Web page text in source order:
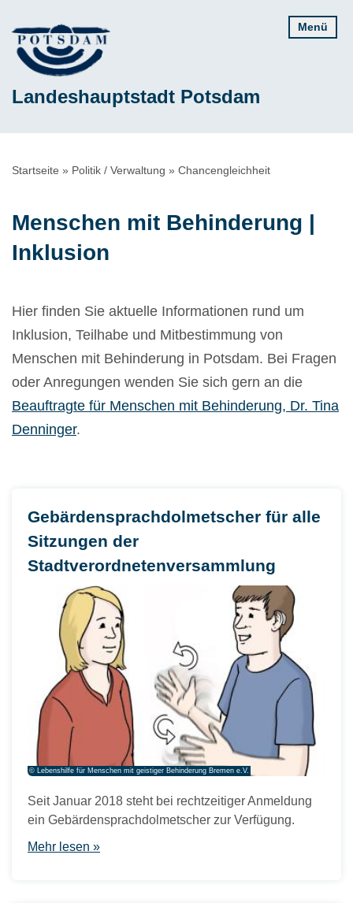
zum
Inhalt
Landeshauptstadt Potsdam
Menü
Pfadnavigation
Startseite Politik / Verwaltung Chancengleichheit
Menschen mit Behinderung |
Inklusion
Hier finden Sie aktuelle Informationen rund um
Inklusion, Teilhabe und Mitbestimmung von
Menschen mit Behinderung in Potsdam. Bei Fragen
oder Anregungen wenden Sie sich gern an die
Beauftragte für Menschen mit Behinderung, Dr. Tina
Denninger.
Gebärdensprachdolmetscher für alle
Sitzungen der
Stadtverordnetenversammlung
© Lebenshilfe für Menschen mit geistiger Behinderung Bremen e.V.
Seit Januar 2018 steht bei rechtzeitiger Anmeldung
ein Gebärdensprachdolmetscher zur Verfügung.
Mehr lesen »